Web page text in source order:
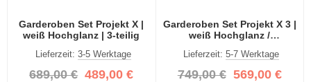
Garderoben Set Projekt X |
weiß Hochglanz | 3-teilig
Lieferzeit: 3-5 Werktage
689,00 € 489,00 €
Garderoben Set Projekt X 3 |
weiß Hochglanz /
Lieferzeit:5-7 Werktage
749,00 € 569,00 €